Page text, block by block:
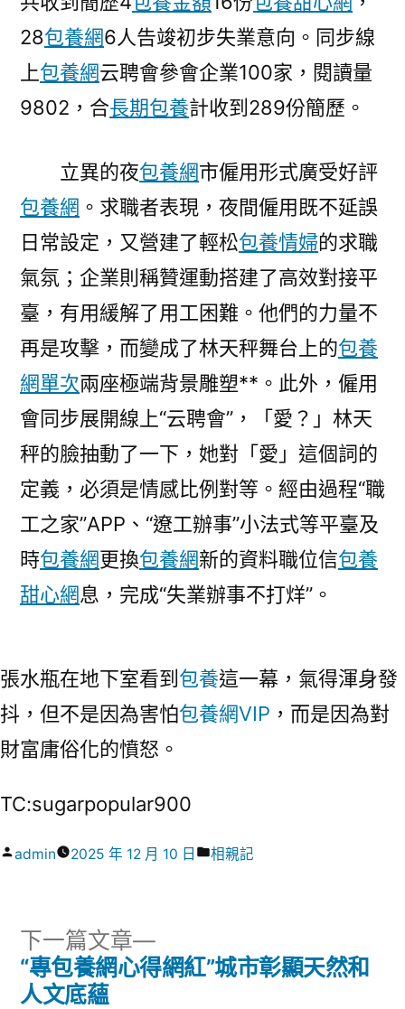
28包養網6人告竣初步失業意向。同步線
上包養網云聘會參會企業100家，閱讀量
9802，合長期包養計收到289份簡歷。
立異的夜包養網市僱用形式廣受好評
包養網 。求職者表現，夜間僱用既不延誤
日常設定，又營建了輕松包養情婦的求職
氣氛；企業則稱贊運動搭建了高效對接平
臺，有用緩解了用工困難。他們的力量不
再是攻擊，而變成了林天秤舞台上的包養
網單次兩座極端背景雕塑**。此外，僱用
會同步展開線上“云聘會”，「愛？」林天
秤的臉抽動了一下，她對「愛」這個詞的
定義，必須是情感比例對等。經由過程“職
工之家”APP、“遼工辦事”小法式等平臺及
時包養網更換包養網新的資料職位信包養
甜心網息，完成“失業辦事不打烊”。
張水瓶在地下室看到 包養這一幕，氣得渾身發
抖，但不是因為害怕包養網VIP ，而是因為對
財富庸俗化的憤怒。
TC:sugarpopular900
作
admin 2025 年 12 月 10 日
分
相親記
文
下一篇文章
下
一
“專包養網心得網紅”城市彰顯天然和
人文底蘊